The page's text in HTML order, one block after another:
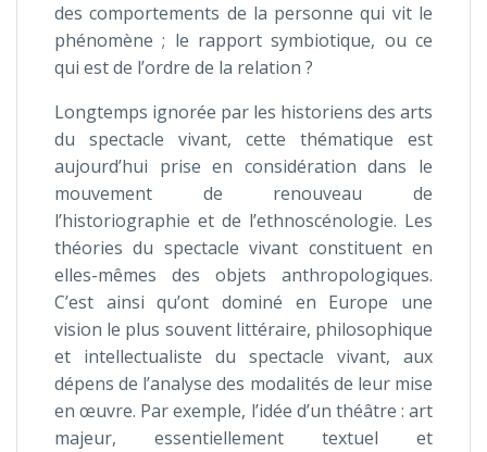
des comportements de la personne qui vit le
phénomène ; le rapport symbiotique, ou ce
qui est de l’ordre de la relation ?
Longtemps ignorée par les historiens des arts
du spectacle vivant, cette thématique est
aujourd’hui prise en considération dans le
mouvement de renouveau de
l’historiographie et de l’ethnoscénologie. Les
théories du spectacle vivant constituent en
elles-mêmes des objets anthropologiques.
C’est ainsi qu’ont dominé en Europe une
vision le plus souvent littéraire, philosophique
et intellectualiste du spectacle vivant, aux
dépens de l’analyse des modalités de leur mise
en œuvre. Par exemple, l’idée d’un théâtre : art
majeur, essentiellement textuel et